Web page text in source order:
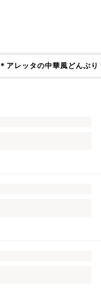
＊アレッタの中華風どんぶり